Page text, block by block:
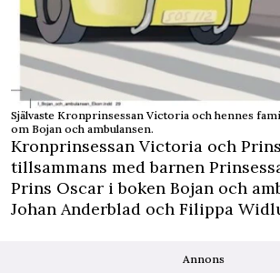
Självaste Kronprinsessan Victoria och hennes
om Bojan och ambulansen.
Kronprinsessan Victoria och
tillsammans med barnen
Prins Oscar i boken Bojan och
Johan Anderblad och Filippa
Annons